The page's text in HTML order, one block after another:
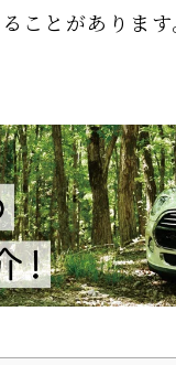
ことがありま